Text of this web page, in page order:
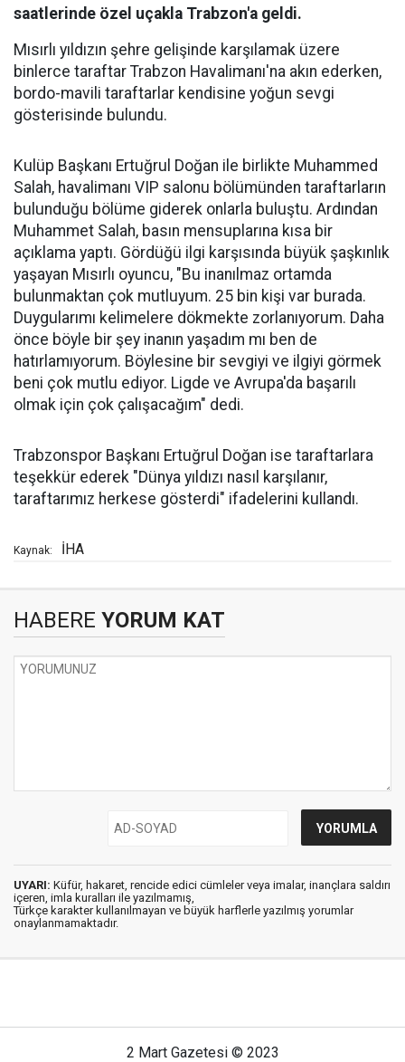
saatlerinde özel uçakla Trabzon'a geldi.
Mısırlı yıldızın şehre gelişinde karşılamak üzere
binlerce taraftar Trabzon Havalimanı'na akın ederken,
bordo-mavili taraftarlar kendisine yoğun sevgi
gösterisinde bulundu.
Kulüp Başkanı Ertuğrul Doğan ile birlikte Muhammed
Salah, havalimanı VIP salonu bölümünden taraftarların
bulunduğu bölüme giderek onlarla buluştu. Ardından
Muhammet Salah, basın mensuplarına kısa bir
açıklama yaptı. Gördüğü ilgi karşısında büyük şaşkınlık
yaşayan Mısırlı oyuncu, "Bu inanılmaz ortamda
bulunmaktan çok mutluyum. 25 bin kişi var burada.
Duygularımı kelimelere dökmekte zorlanıyorum. Daha
önce böyle bir şey inanın yaşadım mı ben de
hatırlamıyorum. Böylesine bir sevgiyi ve ilgiyi görmek
beni çok mutlu ediyor. Ligde ve Avrupa'da başarılı
olmak için çok çalışacağım" dedi.
Trabzonspor Başkanı Ertuğrul Doğan ise taraftarlara
teşekkür ederek "Dünya yıldızı nasıl karşılanır,
taraftarımız herkese gösterdi" ifadelerini kullandı.
Kaynak: İHA
HABERE YORUM KAT
UYARI: Küfür, hakaret, rencide edici cümleler veya imalar, inançlara saldırı
içeren, imla kuralları ile yazılmamış,
Türkçe karakter kullanılmayan ve büyük harflerle yazılmış yorumlar
onaylanmamaktadır.
2 Mart Gazetesi © 2023